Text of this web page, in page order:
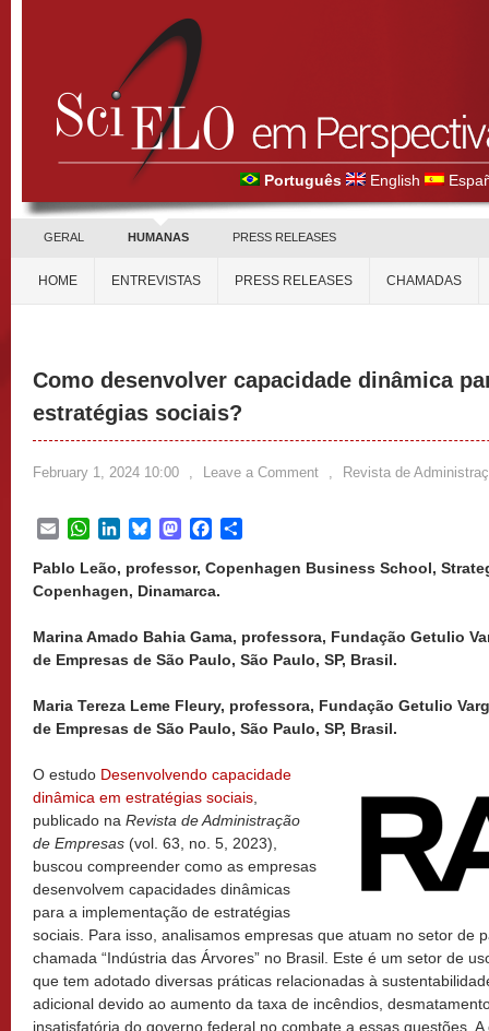
Português English
GERAL HUMANAS PRESS RELEASES
HOME ENTREVISTAS PRESS RELEASES CHAMADAS
Como desenvolver capacidade dinâmica
estratégias sociais?
February 1, 2024 10:00 , Leave a Comment , Revista de
EmailWhatsApp
LinkedInBlueskyMastodonFacebook
Pablo Leão, professor, Copenhagen Business School,
Copenhagen, Dinamarca.
Marina Amado Bahia Gama, professora, Fundação Getulio
de Empresas de São Paulo, São Paulo, SP, Brasil.
Maria Tereza Leme Fleury, professora, Fundação Getulio
de Empresas de São Paulo, São Paulo, SP, Brasil.
O estudo Desenvolvendo capacidade
dinâmica em estratégias sociais
publicado na Revista de Administração
de Empresas (vol. 63, no. 5, 2023),
buscou compreender como as empresas
desenvolvem capacidades dinâmicas
para a implementação de estratégias
sociais. Para isso, analisamos empresas que atuam no setor de
chamada “Indústria das Árvores” no Brasil. Este é um setor de
que tem adotado diversas práticas relacionadas à
adicional devido ao aumento da taxa de incêndios,
insatisfatória do governo federal no combate a essas questões.